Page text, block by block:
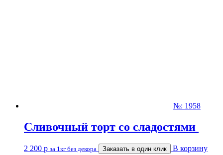
№: 1958
Сливочный торт со сладостями
2 200 р за 1кг без декора Заказать в один клик В корзину